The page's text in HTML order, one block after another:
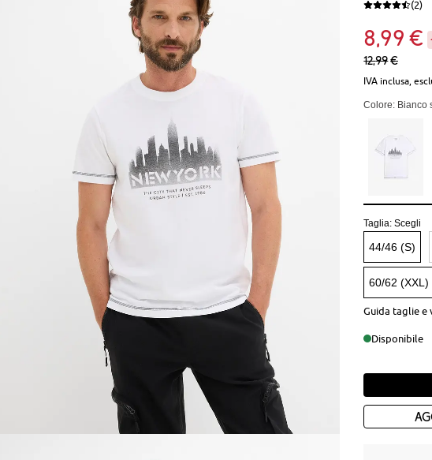
(2)
8 99 €
12,99€
IVA inclusa,
Colore: Bianco
Taglia:Scegli
44/46 (S)
60/62 (XXL)
Guida taglie e
Disponibile